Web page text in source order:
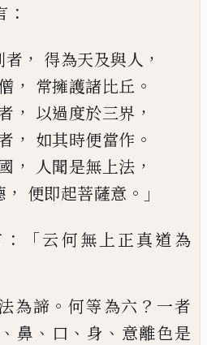
：
者 ， 得為天及與人 ，
， 常擁護諸比丘 。
， 以過度於三界 ，
， 如其時便當作 。
， 人聞是無上法 ，
， 便即起菩薩意 。」
：「云何無上正真道為
為諦 。何等為六 ？ 一者
、 鼻 、 口 、 身 、 意離色是